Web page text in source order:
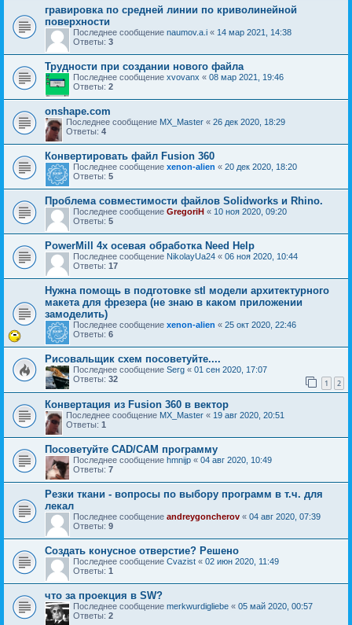
гравировка по средней линии по криволинейной
поверхности
Последнее сообщение naumov.a.i « 14 мар 2021, 14:38
Ответы: 3
Трудности при создании нового файла
Последнее сообщение xvovanx « 08 мар 2021, 19:46
Ответы: 2
onshape.com
Последнее сообщение MX_Master « 26 дек 2020, 18:29
Ответы: 4
Конвертировать файл Fusion 360
Последнее сообщение xenon-alien « 20 дек 2020, 18:20
Ответы: 5
Проблема совместимости файлов Solidworks и Rhino.
Последнее сообщение GregoriH « 10 ноя 2020, 09:20
Ответы: 5
PowerMill 4х осевая обработка Need Help
Последнее сообщение NikolayUa24 « 06 ноя 2020, 10:44
Ответы: 17
Нужна помощь в подготовке stl модели архитектурного
макета для фрезера (не знаю в каком приложении
замоделить)
Последнее сообщение xenon-alien « 25 окт 2020, 22:46
Ответы: 6
Рисовальщик схем посоветуйте....
Последнее сообщение Serg « 01 сен 2020, 17:07
Ответы: 32 1 2
Конвертация из Fusion 360 в вектор
Последнее сообщение MX_Master « 19 авг 2020, 20:51
Ответы: 1
Посоветуйте CAD/CAM программу
Последнее сообщение hmnijp « 04 авг 2020, 10:49
Ответы: 7
Резки ткани - вопросы по выбору программ в т.ч. для
лекал
Последнее сообщение andreygoncherov « 04 авг 2020, 07:39
Ответы: 9
Создать конусное отверстие? Решено
Последнее сообщение Cvazist « 02 июн 2020, 11:49
Ответы: 1
что за проекция в SW?
Последнее сообщение merkwurdigliebe « 05 май 2020, 00:57
Ответы: 2